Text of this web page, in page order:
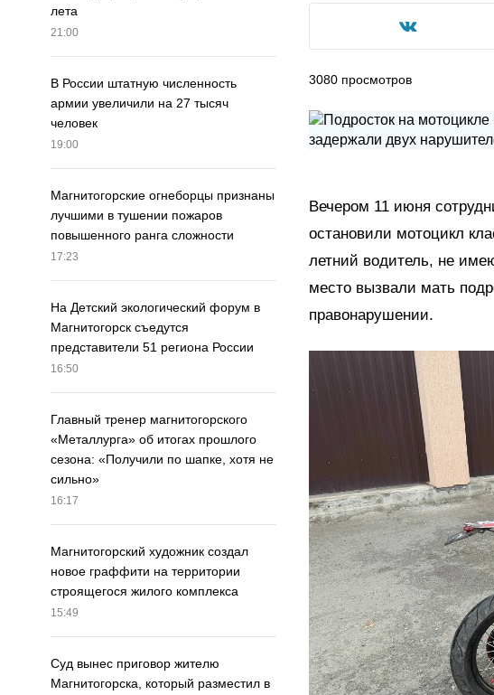
лета
21:00
В России штатную численность
армии увеличили на 27 тысяч
человек
19:00
Магнитогорские огнеборцы признаны
лучшими в тушении пожаров
повышенного ранга сложности
17:23
На Детский экологический форум в
Магнитогорск съедутся
представители 51 региона России
16:50
Главный тренер магнитогорского
«Металлурга» об итогах прошлого
сезона: «Получили по шапке, хотя не
сильно»
16:17
Магнитогорский художник создал
новое граффити на территории
строящегося жилого комплекса
15:49
Суд вынес приговор жителю
Магнитогорска, который разместил в
3080 просмотров
Вечером 11 июня
остановили мотоцикл
летний водитель, не
место вызвали мать
правонарушении.